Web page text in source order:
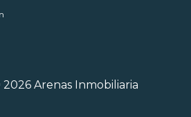
Arenas Inmobiliaria